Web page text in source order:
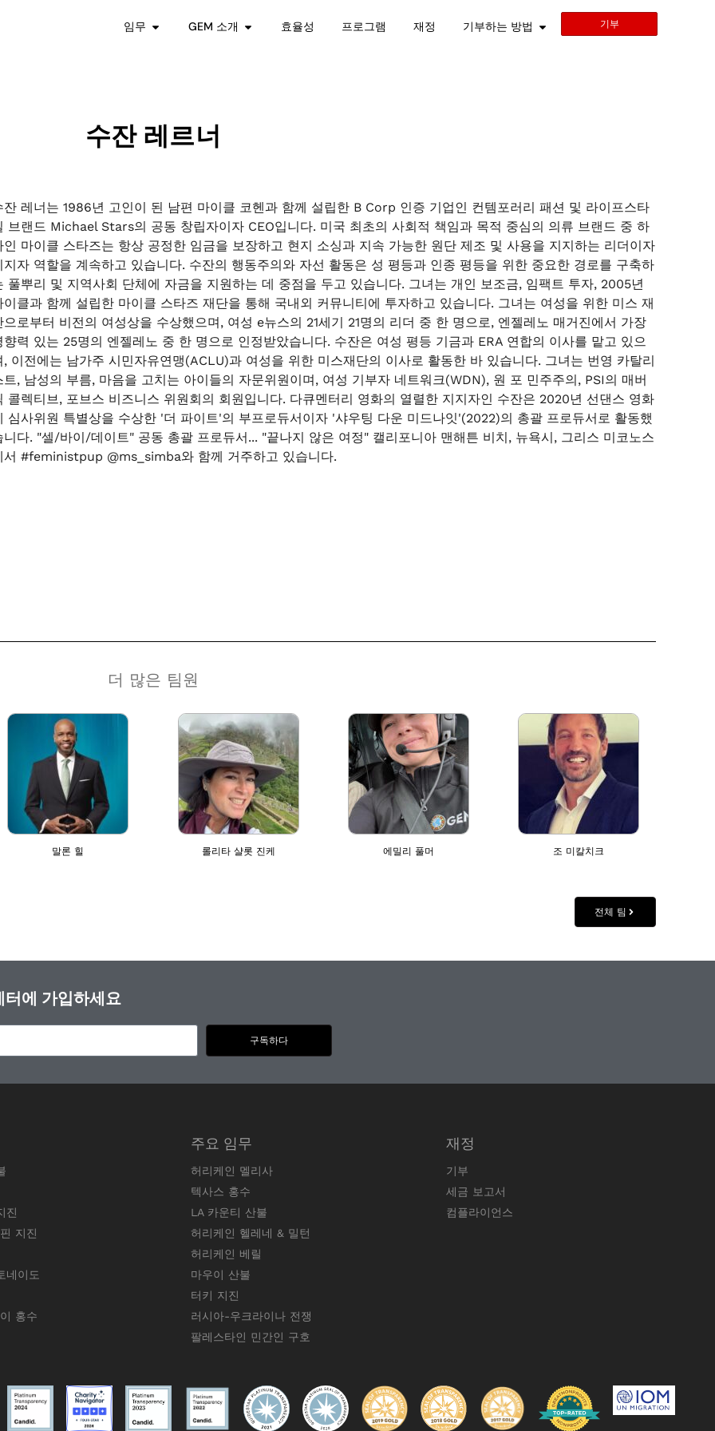
임무 GEM 소개 효율성 프로그램 재정 기부하는 방법 기부
수잔 레르너
잔 레너는 1986년 고인이 된 남편 마이클 코헨과 함께 설립한 B Corp 인증 기업인 컨템포러리 패션 및 라이프스타
브랜드 Michael Stars의 공동 창립자이자 CEO입니다. 미국 최초의 사회적 책임과 목적 중심의 의류 브랜드 중 하
인 마이클 스타즈는 항상 공정한 임금을 보장하고 현지 소싱과 지속 가능한 원단 제조 및 사용을 지지하는 리더이자
지자 역할을 계속하고 있습니다. 수잔의 행동주의와 자선 활동은 성 평등과 인종 평등을 위한 중요한 경로를 구축하
풀뿌리 및 지역사회 단체에 자금을 지원하는 데 중점을 두고 있습니다. 그녀는 개인 보조금, 임팩트 투자, 2005년
이클과 함께 설립한 마이클 스타즈 재단을 통해 국내외 커뮤니티에 투자하고 있습니다. 그녀는 여성을 위한 미스 재
으로부터 비전의 여성상을 수상했으며, 여성 e뉴스의 21세기 21명의 리더 중 한 명으로, 엔젤레노 매거진에서 가장
향력 있는 25명의 엔젤레노 중 한 명으로 인정받았습니다. 수잔은 여성 평등 기금과 ERA 연합의 이사를 맡고 있으
, 이전에는 남가주 시민자유연맹(ACLU)과 여성을 위한 미스재단의 이사로 활동한 바 있습니다. 그녀는 번영 카탈리
트, 남성의 부름, 마음을 고치는 아이들의 자문위원이며, 여성 기부자 네트워크(WDN), 원 포 민주주의, PSI의 매버
콜렉티브, 포브스 비즈니스 위원회의 회원입니다. 다큐멘터리 영화의 열렬한 지지자인 수잔은 2020년 선댄스 영화
심사위원 특별상을 수상한 '더 파이트'의 부프로듀서이자 '샤우팅 다운 미드나잇'(2022)의 총괄 프로듀서로 활동했
니다. "셀/바이/데이트" 공동 총괄 프로듀서... "끝나지 않은 여정" 캘리포니아 맨해튼 비치, 뉴욕시, 그리스 미코노스
서 #feministpup @ms_simba와 함께 거주하고 있습니다.
더 많은 팀원
말론 힐 롤리타 샬롯 진케 에밀리 풀머 조 미칼치크
전체 팀
에 가입하세요
구독하다
진
지진
네이도
홍수
주요 임무
허리케인 멜리사
텍사스 홍수
LA 카운티 산불
허리케인 헬레네 & 밀턴
허리케인 베릴
마우이 산불
터키 지진
러시아-우크라이나 전쟁
팔레스타인 민간인 구호
재정
기부
세금 보고서
컴플라이언스